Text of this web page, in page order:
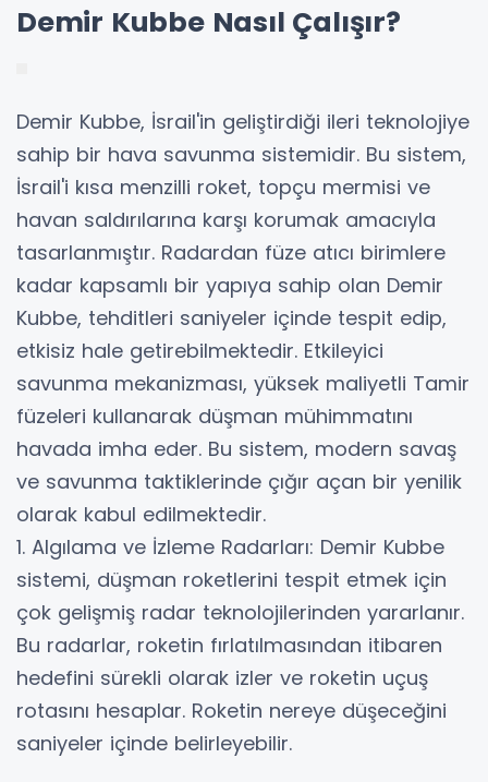
Demir Kubbe Nasıl Çalışır?
Demir Kubbe, İsrail'in geliştirdiği ileri teknolojiye
sahip bir hava savunma sistemidir. Bu sistem,
İsrail'i kısa menzilli roket, topçu mermisi ve
havan saldırılarına karşı korumak amacıyla
tasarlanmıştır. Radardan füze atıcı birimlere
kadar kapsamlı bir yapıya sahip olan Demir
Kubbe, tehditleri saniyeler içinde tespit edip,
etkisiz hale getirebilmektedir. Etkileyici
savunma mekanizması, yüksek maliyetli Tamir
füzeleri kullanarak düşman mühimmatını
havada imha eder. Bu sistem, modern savaş
ve savunma taktiklerinde çığır açan bir yenilik
olarak kabul edilmektedir.
1. Algılama ve İzleme Radarları: Demir Kubbe
sistemi, düşman roketlerini tespit etmek için
çok gelişmiş radar teknolojilerinden yararlanır.
Bu radarlar, roketin fırlatılmasından itibaren
hedefini sürekli olarak izler ve roketin uçuş
rotasını hesaplar. Roketin nereye düşeceğini
saniyeler içinde belirleyebilir.